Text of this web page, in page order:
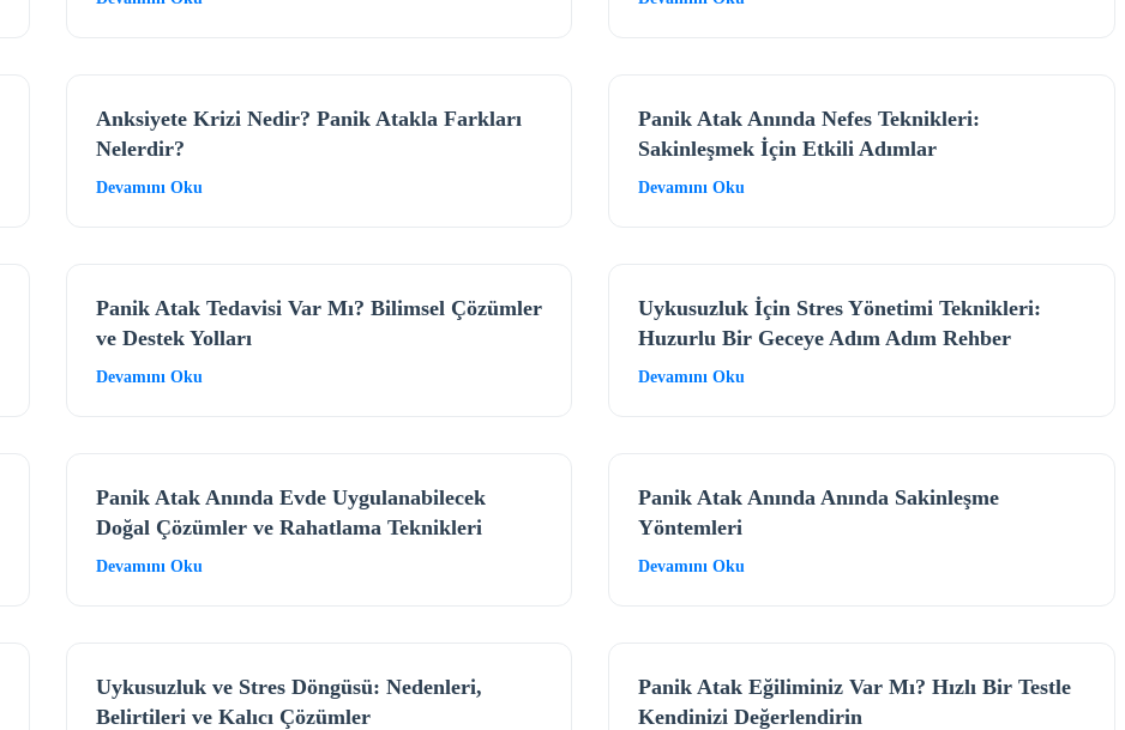
Anksiyete Krizi Nedir? Panik Atakla Farkları
Nelerdir?
Devamını Oku
Panik Atak Anında Nefes Teknikleri:
Sakinleşmek İçin Etkili Adımlar
Devamını Oku
Panik Atak Tedavisi Var Mı? Bilimsel Çözümler
ve Destek Yolları
Devamını Oku
Uykusuzluk İçin Stres Yönetimi Teknikleri:
Huzurlu Bir Geceye Adım Adım Rehber
Devamını Oku
Panik Atak Anında Evde Uygulanabilecek
Doğal Çözümler ve Rahatlama Teknikleri
Devamını Oku
Panik Atak Anında Anında Sakinleşme
Yöntemleri
Devamını Oku
Uykusuzluk ve Stres Döngüsü: Nedenleri,
Belirtileri ve Kalıcı Çözümler
Panik Atak Eğiliminiz Var Mı? Hızlı Bir Testle
Kendinizi Değerlendirin